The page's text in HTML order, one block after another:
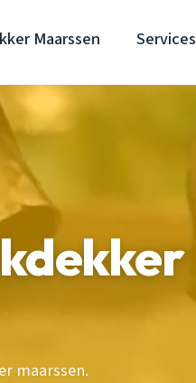
Maarssen Services
maarssen.